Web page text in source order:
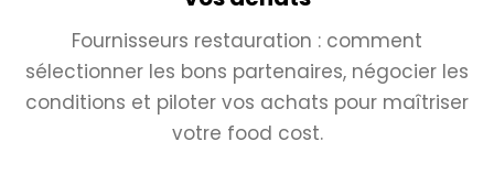
Fournisseurs restauration : comment
sélectionner les bons partenaires, négocier les
conditions et piloter vos achats pour maîtriser
votre food cost.